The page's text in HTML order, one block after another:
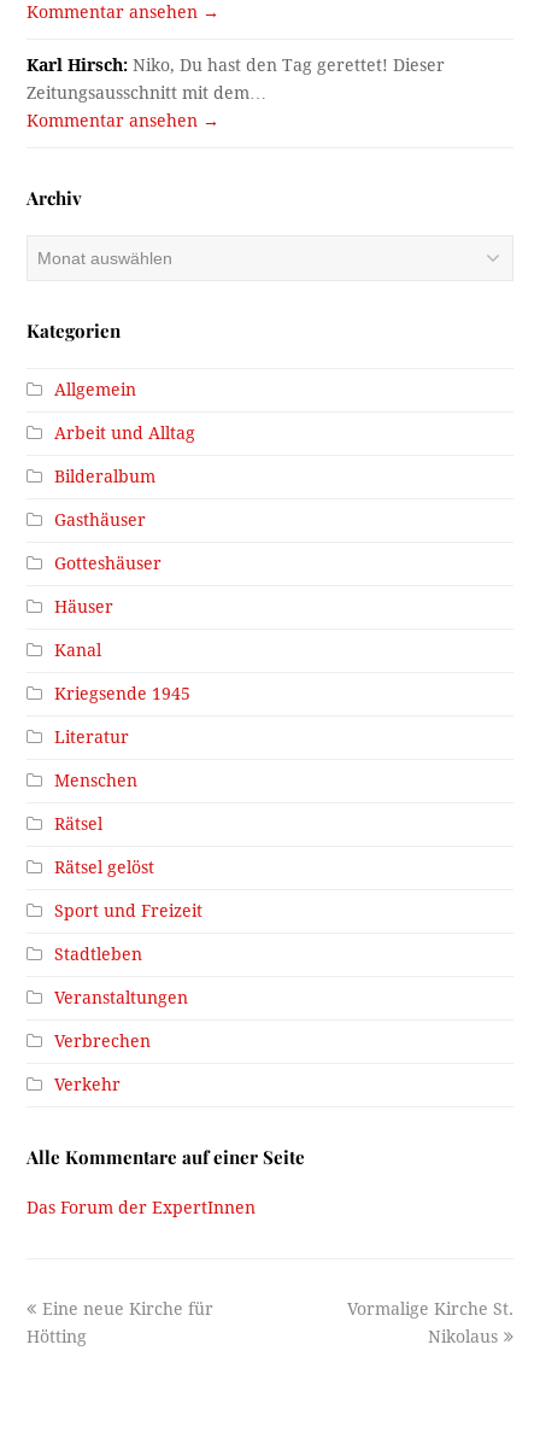
Kommentar ansehen →
Karl Hirsch: Niko, Du hast den Tag gerettet! Dieser
Zeitungsausschnitt mit dem…
Kommentar ansehen →
Archiv
Kategorien
Allgemein
Arbeit und Alltag
Bilderalbum
Gasthäuser
Gotteshäuser
Häuser
Kanal
Kriegsende 1945
Literatur
Menschen
Rätsel
Rätsel gelöst
Sport und Freizeit
Stadtleben
Veranstaltungen
Verbrechen
Verkehr
Alle Kommentare auf einer Seite
Das Forum der ExpertInnen
previous
post:
Eine neue Kirche für
Hötting
next
Vormalige Kirche St.
Nikolaus